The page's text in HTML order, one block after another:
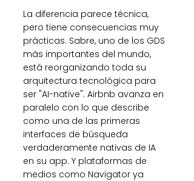
La diferencia parece técnica,
pero tiene consecuencias muy
prácticas. Sabre, uno de los GDS
más importantes del mundo,
está reorganizando toda su
arquitectura tecnológica para
ser "AI-native". Airbnb avanza en
paralelo con lo que describe
como una de las primeras
interfaces de búsqueda
verdaderamente nativas de IA
en su app. Y plataformas de
medios como Navigator ya